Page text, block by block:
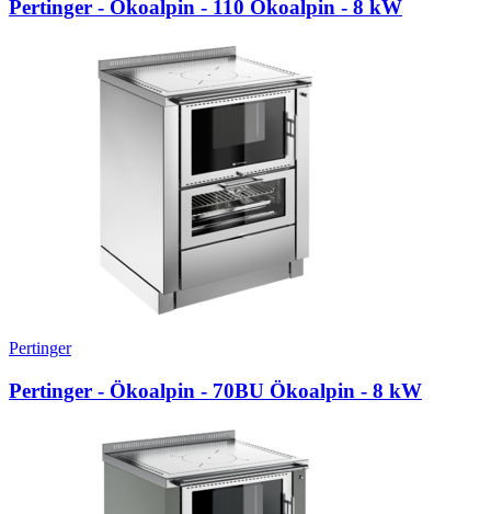
Pertinger - Ökoalpin - 110 Ökoalpin - 8 kW
Pertinger
Pertinger - Ökoalpin - 70BU Ökoalpin - 8 kW